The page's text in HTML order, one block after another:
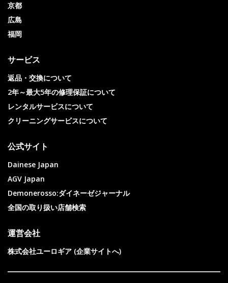
京都
広島
福岡
サービス
返品・交換について
2年～最大5年の修理保証について
レンタルサービスについて
クリーニングサービスについて
公式サイト
Dainese Japan
AGV Japan
Demonerosso:ダイネーゼジャーナル
全国の取り扱い店舗検索
運営会社
株式会社ユーロギア (企業サイトへ)